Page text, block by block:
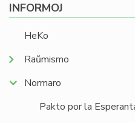
INFORMOJ
HeKo
Raŭmismo
Normaro
Pakto por la